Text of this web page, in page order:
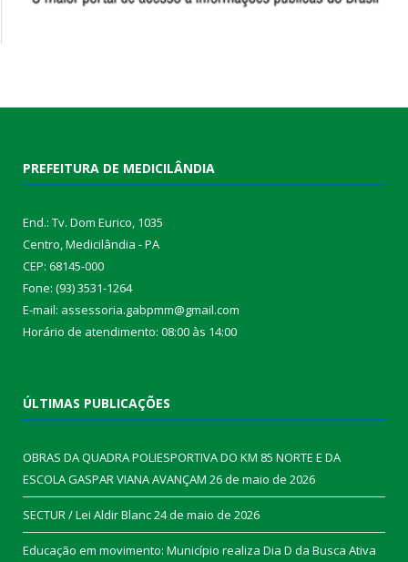
PREFEITURA DE MEDICILÂNDIA
End.: Tv. Dom Eurico, 1035
Centro, Medicilândia - PA
CEP: 68145-000
Fone: (93) 3531-1264
E-mail: assessoria.gabpmm@gmail.com
Horário de atendimento: 08:00 às 14:00
ÚLTIMAS PUBLICAÇÕES
OBRAS DA QUADRA POLIESPORTIVA DO KM 85 NORTE E DA
ESCOLA GASPAR VIANA AVANÇAM 26 de maio de 2026
SECTUR / Lei Aldir Blanc24 de maio de 2026
Educação em movimento: Município realiza Dia D da Busca Ativa